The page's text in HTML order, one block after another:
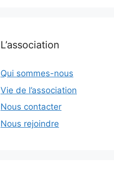
L’association
Qui sommes-nous
Vie de l’association
Nous contacter
Nous rejoindre